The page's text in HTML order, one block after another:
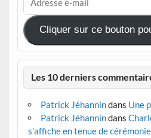
mail
Cliquer sur ce bouton
Les 10 derniers
Patrick Jéhannindans Une
Patrick Jéhannindans
s’affiche en tenue de cérémonie